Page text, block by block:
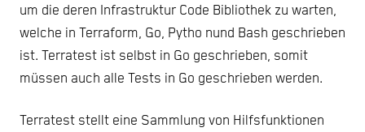
um die deren Infrastruktur Code Bibliothek zu warten,
welche in Terraform, Go, Pytho nund Bash geschrieben
ist. Terratest ist selbst in Go geschrieben, somit
müssen auch alle Tests in Go geschrieben werden.
Terratest stellt eine Sammlung von Hilfsfunktionen